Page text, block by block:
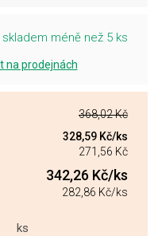
skladem méně než 5 ks
na prodejnách
368,02 Kč
328,59 Kč/ks
271,56 Kč
342,26 Kč/ks
282,86 Kč/ks
ks